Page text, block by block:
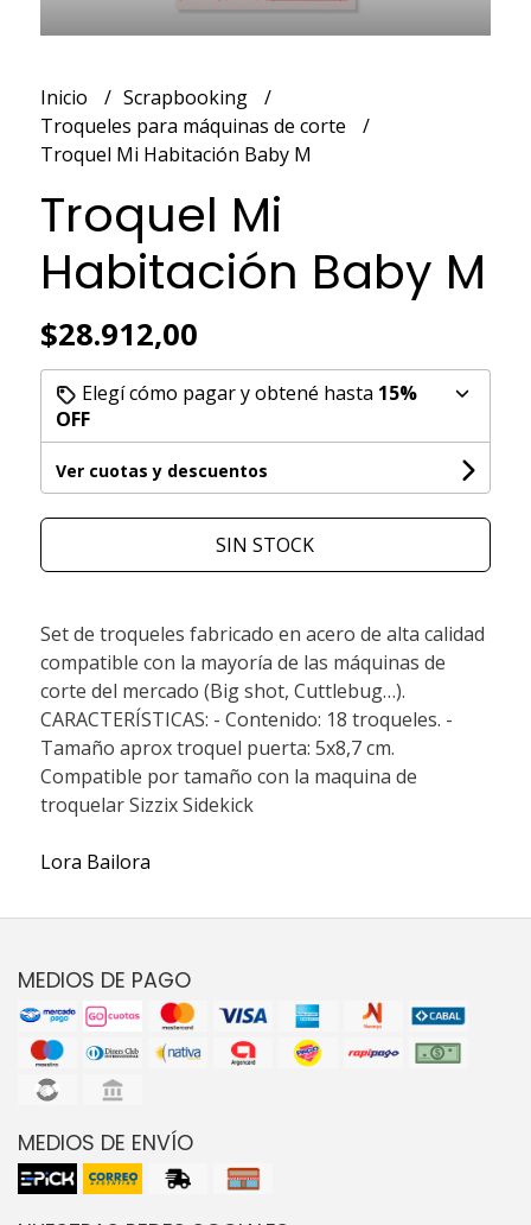
Inicio
Scrapbooking
Troqueles para máquinas de corte
Troquel Mi Habitación Baby M
Troquel Mi
Habitación Baby M
$28.912,00
Elegí cómo pagar y obtené hasta 15%
OFF
Ver cuotas y descuentos
SIN STOCK
Set de troqueles fabricado en acero de alta calidad
compatible con la mayoría de las máquinas de
corte del mercado (Big shot, Cuttlebug…).
CARACTERÍSTICAS: - Contenido: 18 troqueles. -
Tamaño aprox troquel puerta: 5x8,7 cm.
Compatible por tamaño con la maquina de
troquelar Sizzix Sidekick
Lora Bailora
MEDIOS DE PAGO
MEDIOS DE ENVÍO